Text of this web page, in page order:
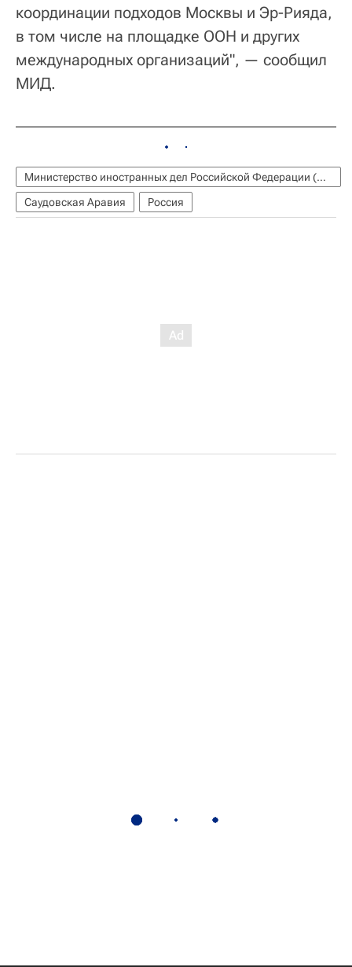
координации подходов Москвы и Эр-Рияда,
в том числе на площадке ООН и других
международных организаций", — сообщил
МИД.
Министерство иностранных дел Российской Федерации (МИД РФ)
Саудовская Аравия
Россия